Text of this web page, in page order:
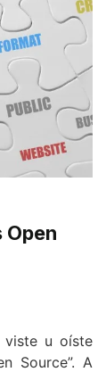
viste u oíste
Source”. A